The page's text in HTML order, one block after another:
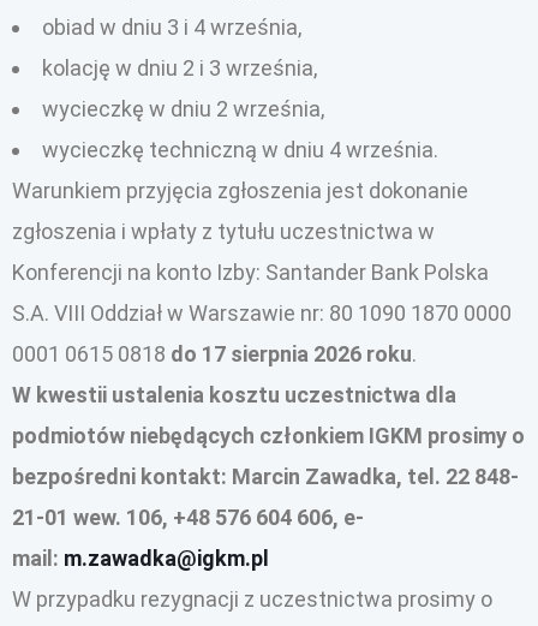
obiad w dniu 3 i 4 września,
kolację w dniu 2 i 3 września,
wycieczkę w dniu 2 września,
wycieczkę techniczną w dniu 4 września.
Warunkiem przyjęcia zgłoszenia jest dokonanie
zgłoszenia i wpłaty z tytułu uczestnictwa w
Konferencji na konto Izby: Santander Bank Polska
S.A. VIII Oddział w Warszawie nr: 80 1090 1870 0000
0001 0615 0818 do 17 sierpnia 2026 roku.
W kwestii ustalenia kosztu uczestnictwa dla
podmiotów niebędących członkiem IGKM prosimy o
bezpośredni kontakt: Marcin Zawadka, tel. 22 848-
21-01 wew. 106, +48 576 604 606, e-
mail: m.zawadka@igkm.pl
W przypadku rezygnacji z uczestnictwa prosimy o